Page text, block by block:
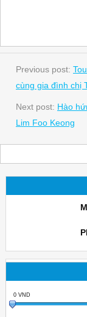
Previous post:
cùng gia đình chị
Next post: Hào
Lim Foo Keong
0VND